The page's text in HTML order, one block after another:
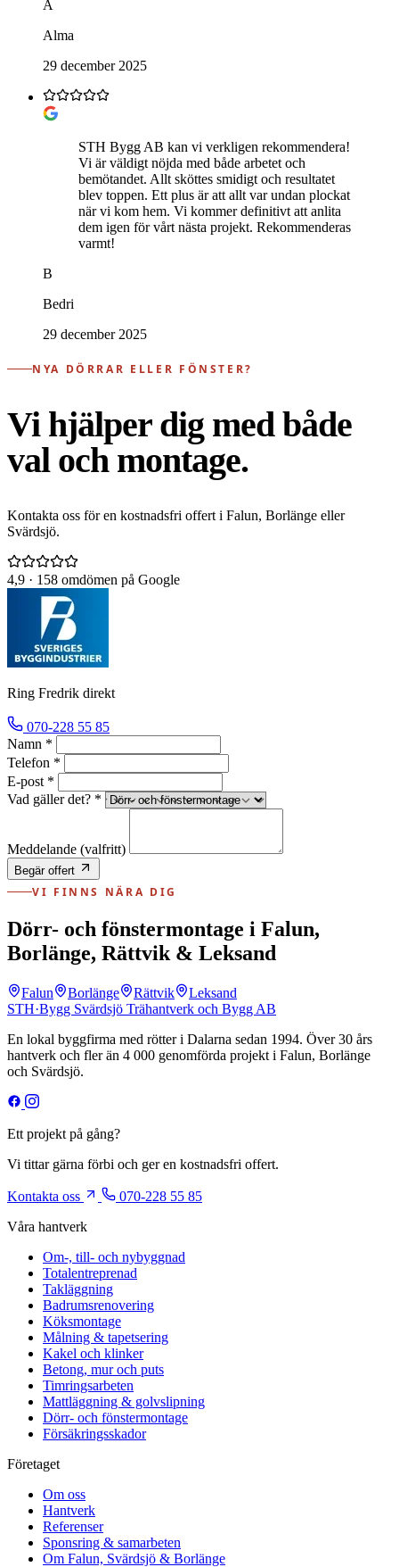
A
Alma
29 december 2025
STH Bygg AB kan vi verkligen rekommendera!
Vi är väldigt nöjda med både arbetet och
bemötandet. Allt sköttes smidigt och resultatet
blev toppen. Ett plus är att allt var undan plockat
när vi kom hem. Vi kommer definitivt att anlita
dem igen för vårt nästa projekt. Rekommenderas
varmt!
B
Bedri
29 december 2025
NYA DÖRRAR ELLER FÖNSTER?
Vi hjälper dig med både
val och montage.
Kontakta oss för en kostnadsfri offert i Falun, Borlänge eller
Svärdsjö.
4,9 · 158 omdömen på Google
Ring Fredrik direkt
070-228 55 85
Namn *
Telefon *
E-post *
Vad gäller det? *
Meddelande (valfritt)
Begär offert
VI FINNS NÄRA DIG
Dörr- och fönstermontage i Falun,
Borlänge, Rättvik & Leksand
Falun Borlänge Rättvik
Leksand
STH·Bygg Svärdsjö Trähantverk och Bygg AB
En lokal byggfirma med rötter i Dalarna sedan 1994. Över 30 års
hantverk och fler än 4 000 genomförda projekt i Falun, Borlänge
och Svärdsjö.
Ett projekt på gång?
Vi tittar gärna förbi och ger en kostnadsfri offert.
Kontakta oss
070-228 55 85
Våra hantverk
Om-, till- och nybyggnad
Totalentreprenad
Takläggning
Badrumsrenovering
Köksmontage
Målning & tapetsering
Kakel och klinker
Betong, mur och puts
Timringsarbeten
Mattläggning & golvslipning
Dörr- och fönstermontage
Försäkringsskador
Företaget
Om oss
Hantverk
Referenser
Sponsring & samarbeten
Om Falun, Svärdsjö & Borlänge